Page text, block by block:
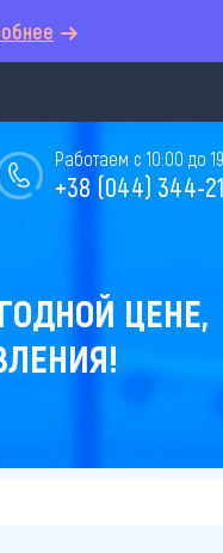
Работаем с 10:00 до
+38 (044) 344-
ЦЕНЕ,